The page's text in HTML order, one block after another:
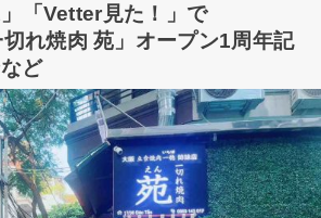
」「Vetter見た！」で
れ焼肉 苑」オープン1周年記
ど